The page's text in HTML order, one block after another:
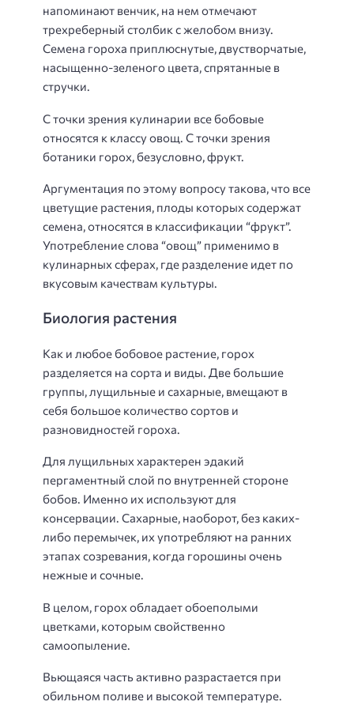
напоминают венчик, на нем отмечают
трехреберный столбик с желобом внизу.
Семена гороха приплюснутые, двустворчатые,
насыщенно-зеленого цвета, спрятанные в
стручки.
С точки зрения кулинарии все бобовые
относятся к классу овощ. С точки зрения
ботаники горох, безусловно, фрукт.
Аргументация по этому вопросу такова, что все
цветущие растения, плоды которых содержат
семена, относятся в классификации “фрукт”.
Употребление слова “овощ” применимо в
кулинарных сферах, где разделение идет по
вкусовым качествам культуры.
Биология растения
Как и любое бобовое растение, горох
разделяется на сорта и виды. Две большие
группы, лущильные и сахарные, вмещают в
себя большое количество сортов и
разновидностей гороха.
Для лущильных характерен эдакий
пергаментный слой по внутренней стороне
бобов. Именно их используют для
консервации. Сахарные, наоборот, без каких-
либо перемычек, их употребляют на ранних
этапах созревания, когда горошины очень
нежные и сочные.
В целом, горох обладает обоеполыми
цветками, которым свойственно
самоопыление.
Вьющаяся часть активно разрастается при
обильном поливе и высокой температуре.